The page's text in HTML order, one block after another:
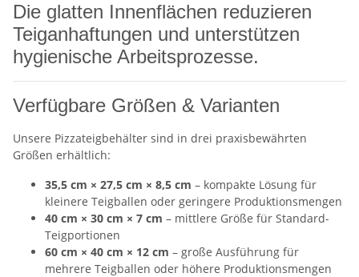
Die glatten Innenflächen reduzieren
Teiganhaftungen und unterstützen
hygienische Arbeitsprozesse.
Verfügbare Größen & Varianten
Unsere Pizzateigbehälter sind in drei praxisbewährten
Größen erhältlich:
35,5 cm × 27,5 cm × 8,5 cm – kompakte Lösung für
kleinere Teigballen oder geringere Produktionsmengen
40 cm × 30 cm × 7 cm – mittlere Größe für Standard-
Teigportionen
60 cm × 40 cm × 12 cm – große Ausführung für
mehrere Teigballen oder höhere Produktionsmengen